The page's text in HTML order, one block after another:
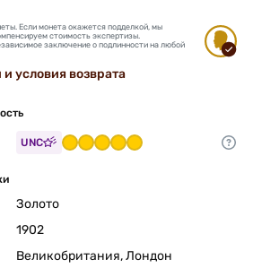
Если монета окажется подделкой, мы
стоимость экспертизы.
заключение о подлинности на любой
условия возврата
UNC
Золото
1902
Великобритания, Лондон